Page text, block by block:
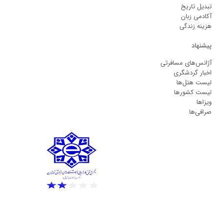
تبدیل تاریخ
آکادمی زبان
هزینه زندگی
پیشنهاد
آژانس‌های مسافرتی
اخبار گردشگری
لیست هتل‌ها
لیست کشورها
ویزاها
صرافی‌ها